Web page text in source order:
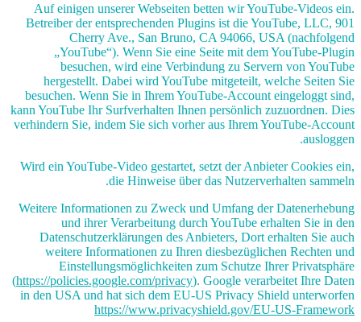
Auf einigen unserer Webseiten betten wir YouTube-Videos ein.
Betreiber der entsprechenden Plugins ist die YouTube, LLC, 901
Cherry Ave., San Bruno, CA 94066, USA (nachfolgend
„YouTube“). Wenn Sie eine Seite mit dem YouTube-Plugin
besuchen, wird eine Verbindung zu Servern von YouTube
hergestellt. Dabei wird YouTube mitgeteilt, welche Seiten Sie
besuchen. Wenn Sie in Ihrem YouTube-Account eingeloggt sind,
kann YouTube Ihr Surfverhalten Ihnen persönlich zuzuordnen. Dies
verhindern Sie, indem Sie sich vorher aus Ihrem YouTube-Account
ausloggen.
Wird ein YouTube-Video gestartet, setzt der Anbieter Cookies ein,
die Hinweise über das Nutzerverhalten sammeln.
Weitere Informationen zu Zweck und Umfang der Datenerhebung
und ihrer Verarbeitung durch YouTube erhalten Sie in den
Datenschutzerklärungen des Anbieters, Dort erhalten Sie auch
weitere Informationen zu Ihren diesbezüglichen Rechten und
Einstellungsmöglichkeiten zum Schutze Ihrer Privatsphäre
(https://policies.google.com/privacy). Google verarbeitet Ihre Daten
in den USA und hat sich dem EU-US Privacy Shield unterworfen
https://www.privacyshield.gov/EU-US-Framework